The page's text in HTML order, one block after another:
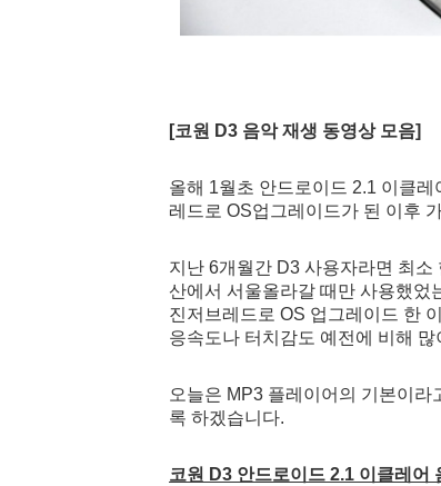
[코원 D3 음악 재생 동영상 모음]
올해 1월초 안드로이드 2.1 이클
레드로 OS업그레이드가 된 이후
지난 6개월간 D3 사용자라면 최
산에서 서울올라갈 때만 사용했었
진저브레드로 OS 업그레이드 한
응속도나 터치감도 예전에 비해
오늘은 MP3 플레이어의 기본이
록 하겠습니다.
코원 D3 안드로이드 2.1 이클레어